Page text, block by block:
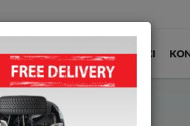
FEEDBACK PRODEJCI